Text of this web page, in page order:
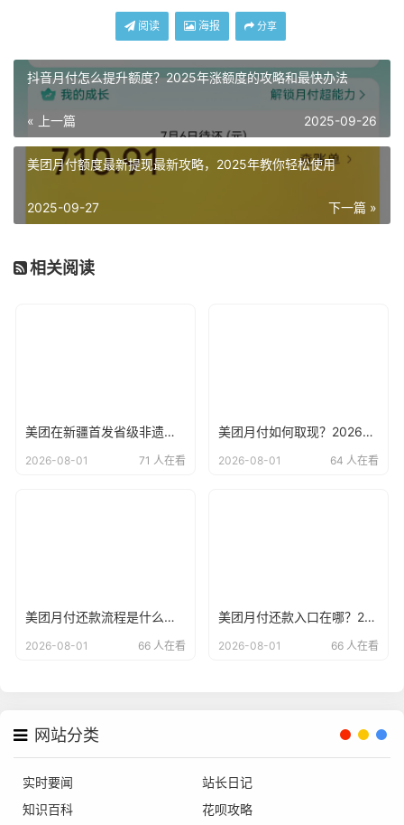
阅读 海报 分享
抖音月付怎么提升额度？2025年涨额度的攻略和最快办法
« 上一篇 2025-09-26
美团月付额度最新提现最新攻略，2025年教你轻松使用
下一篇 »
2025-09-27
相关阅读
美团在新疆首发省级非遗美食榜单！
2026-08-01 71 人在看
美团月付如何取现？2026年最新美团月付使用说明
2026-08-01 64 人在看
美团月付还款流程是什么？2026年最新美团月付开通方法
2026-08-01 66 人在看
美团月付还款入口在哪？2026年最新美团月付在哪里进行还款
2026-08-01 66 人在看
网站分类
实时要闻
站长日记
知识百科
花呗攻略